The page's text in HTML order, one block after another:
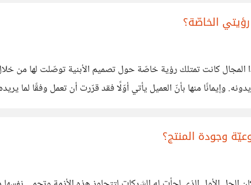
الخاصّة؟
كانت تمتلك رؤية خاصّة حول تصميم الأبنية توصّلت لها من
وإيمانًا منها بأنّ العميل يأتي أوّلًا فقد قرّرت أن تعمل وفقًا لما
وجودة المنتج؟